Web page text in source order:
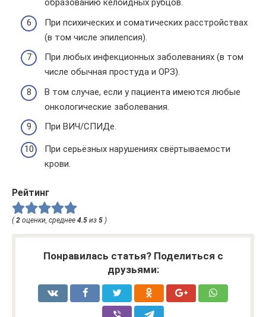
образованию келоидных рубцов.
При психических и соматических расстройствах
(в том числе эпилепсия).
При любых инфекционных заболеваниях (в том
числе обычная простуда и ОРЗ).
В том случае, если у пациента имеются любые
онкологические заболевания.
При ВИЧ/СПИДе.
При серьёзных нарушениях свёртываемости
крови.
Рейтинг
( 2 оценки, среднее 4.5 из 5 )
Понравилась статья? Поделиться с
друзьями: